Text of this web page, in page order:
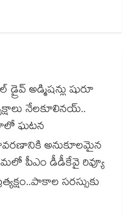
డ్రైవ్ అడ్మిషన్లు షురూ
నేలకూలినయ్..
ఘటన
అనుకూలమైన
పీఎం డీడీకేవై రివ్యూ
సరస్సుకు